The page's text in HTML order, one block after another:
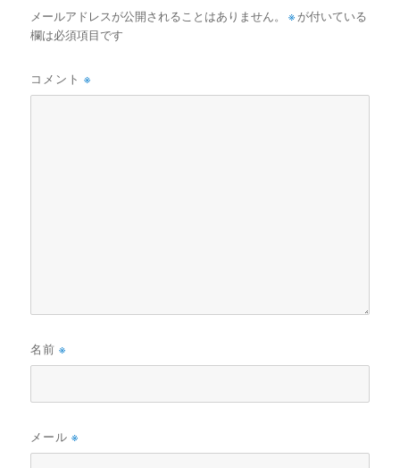
メールアドレスが公開されることはありません。 ※ が付いている
欄は必須項目です
コメント※
名前※
メール※